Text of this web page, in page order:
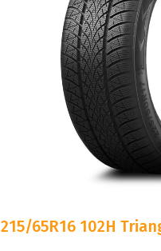
215/65R16 102H